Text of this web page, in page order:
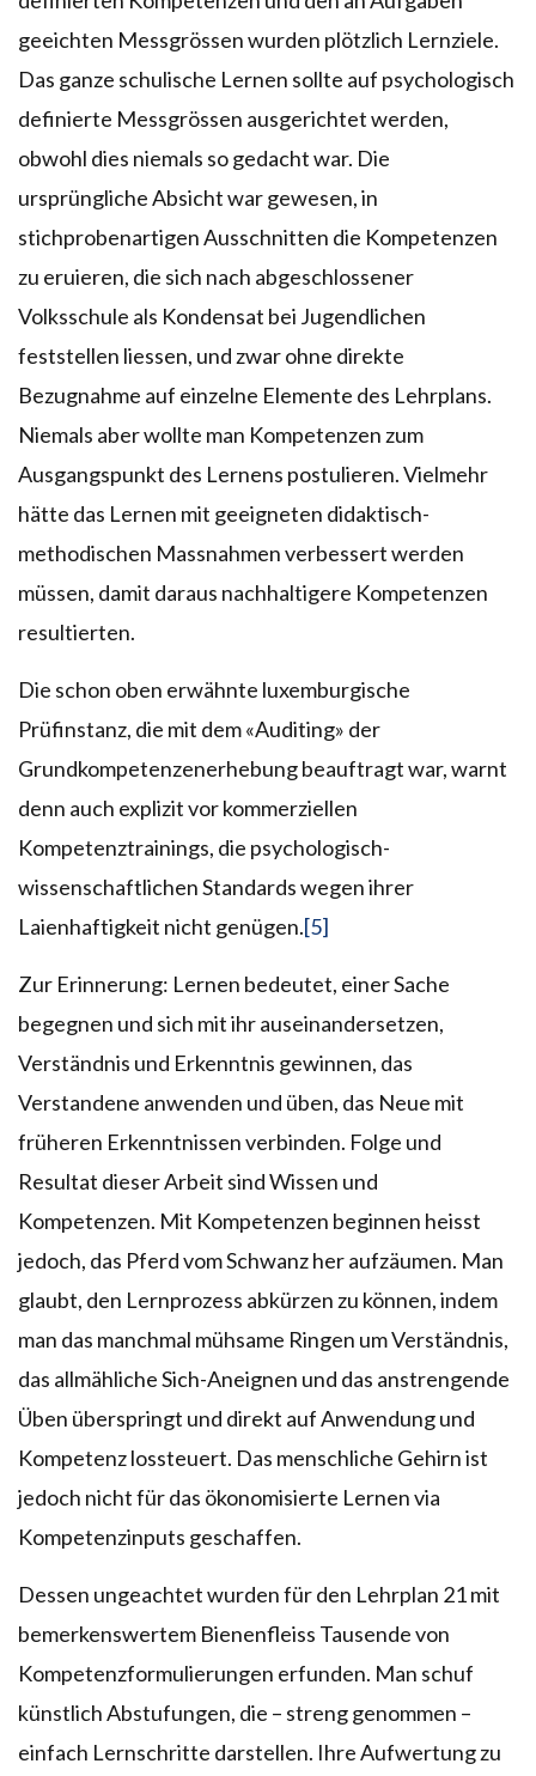
geeichten Messgrössen wurden plötzlich Lernziele.
Das ganze schulische Lernen sollte auf psychologisch
definierte Messgrössen ausgerichtet werden,
obwohl dies niemals so gedacht war. Die
ursprüngliche Absicht war gewesen, in
stichprobenartigen Ausschnitten die Kompetenzen
zu eruieren, die sich nach abgeschlossener
Volksschule als Kondensat bei Jugendlichen
feststellen liessen, und zwar ohne direkte
Bezugnahme auf einzelne Elemente des Lehrplans.
Niemals aber wollte man Kompetenzen zum
Ausgangspunkt des Lernens postulieren. Vielmehr
hätte das Lernen mit geeigneten didaktisch-
methodischen Massnahmen verbessert werden
müssen, damit daraus nachhaltigere Kompetenzen
resultierten.
Die schon oben erwähnte luxemburgische
Prüfinstanz, die mit dem «Auditing» der
Grundkompetenzenerhebung beauftragt war, warnt
denn auch explizit vor kommerziellen
Kompetenztrainings, die psychologisch-
wissenschaftlichen Standards wegen ihrer
Laienhaftigkeit nicht genügen.[5]
Zur Erinnerung: Lernen bedeutet, einer Sache
begegnen und sich mit ihr auseinandersetzen,
Verständnis und Erkenntnis gewinnen, das
Verstandene anwenden und üben, das Neue mit
früheren Erkenntnissen verbinden. Folge und
Resultat dieser Arbeit sind Wissen und
Kompetenzen. Mit Kompetenzen beginnen heisst
jedoch, das Pferd vom Schwanz her aufzäumen. Man
glaubt, den Lernprozess abkürzen zu können, indem
man das manchmal mühsame Ringen um Verständnis,
das allmähliche Sich-Aneignen und das anstrengende
Üben überspringt und direkt auf Anwendung und
Kompetenz lossteuert. Das menschliche Gehirn ist
jedoch nicht für das ökonomisierte Lernen via
Kompetenzinputs geschaffen.
Dessen ungeachtet wurden für den Lehrplan 21 mit
bemerkenswertem Bienenfleiss Tausende von
Kompetenzformulierungen erfunden. Man schuf
künstlich Abstufungen, die – streng genommen –
einfach Lernschritte darstellen. Ihre Aufwertung zu